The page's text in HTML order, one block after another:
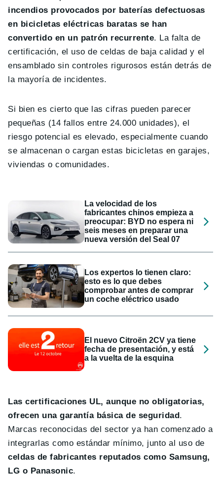
incendios provocados por baterías defectuosas
en bicicletas eléctricas baratas se han
convertido en un patrón recurrente. La falta de
certificación, el uso de celdas de baja calidad y el
ensamblado sin controles rigurosos están detrás de
la mayoría de incidentes.
Si bien es cierto que las cifras pueden parecer
pequeñas (14 fallos entre 24.000 unidades), el
riesgo potencial es elevado, especialmente cuando
se almacenan o cargan estas bicicletas en garajes,
viviendas o comunidades.
La velocidad de los
fabricantes chinos empieza a
preocupar: BYD no espera ni
seis meses en preparar una
nueva versión del Seal 07
Los expertos lo tienen claro:
esto es lo que debes
comprobar antes de comprar
un coche eléctrico usado
El nuevo Citroën 2CV ya tiene
fecha de presentación, y está
a la vuelta de la esquina
Las certificaciones UL, aunque no obligatorias,
ofrecen una garantía básica de seguridad.
Marcas reconocidas del sector ya han comenzado a
integrarlas como estándar mínimo, junto al uso de
celdas de fabricantes reputados como Samsung,
LG o Panasonic.